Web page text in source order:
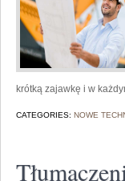
krótką zajawkę i w
CATEGORIES: NOWE